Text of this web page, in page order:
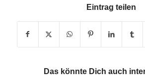
Eintrag teilen
Das könnte Dich auch